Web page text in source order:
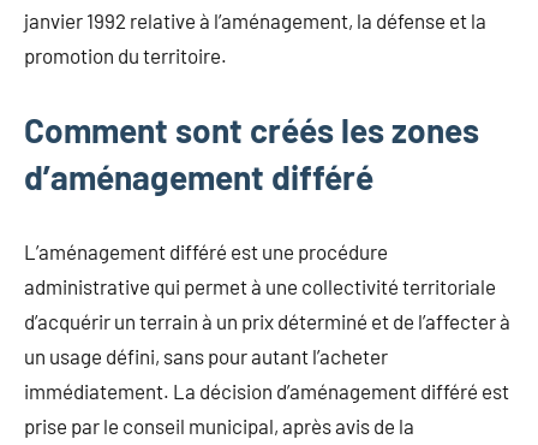
janvier 1992 relative à l’aménagement, la défense et la
promotion du territoire.
Comment sont créés les zones
d’aménagement différé
L’aménagement différé est une procédure
administrative qui permet à une collectivité territoriale
d’acquérir un terrain à un prix déterminé et de l’affecter à
un usage défini, sans pour autant l’acheter
immédiatement. La décision d’aménagement différé est
prise par le conseil municipal, après avis de la